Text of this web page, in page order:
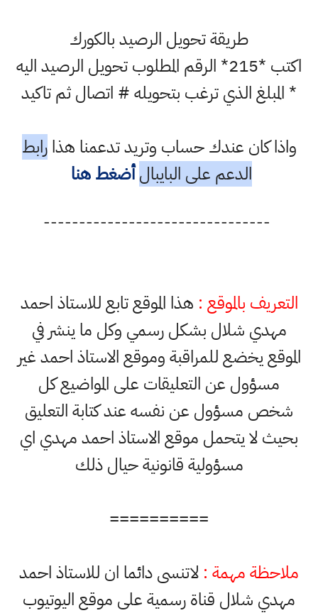
طريقة تحويل الرصيد بالكورك
اكتب *215* الرقم المطلوب تحويل الرصيد اليه
* المبلغ الذي ترغب بتحويله # اتصال ثم تاكيد
واذا كان عندك حساب وتريد تدعمنا هذارابط
الدعم على البايبال أضغط هنا
--------------------------------
التعريف بالموقع : هذا الموقع تابع للاستاذ احمد
مهدي شلال بشكل رسمي وكل ما ينشر في
الموقع يخضع للمراقبة وموقع الاستاذ احمد غير
مسؤول عن التعليقات على المواضيع كل
شخص مسؤول عن نفسه عند كتابة التعليق
بحيث لا يتحمل موقع الاستاذ احمد مهدي اي
مسؤولية قانونية حيال ذلك
==========
ملاحظة مهمة : لاتنسى دائما ان للاستاذ احمد
مهدي شلال قناة رسمية على موقع اليوتيوب